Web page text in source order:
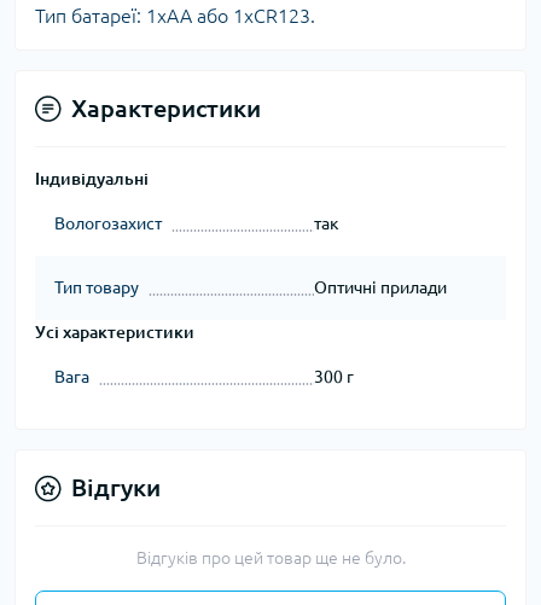
Тип батареї: 1xАА або 1хCR123.
Характеристики
Індивідуальні
Вологозахист так
Тип товару Оптичні прилади
Усі характеристики
Вага 300 г
Відгуки
Відгуків про цей товар ще не було.